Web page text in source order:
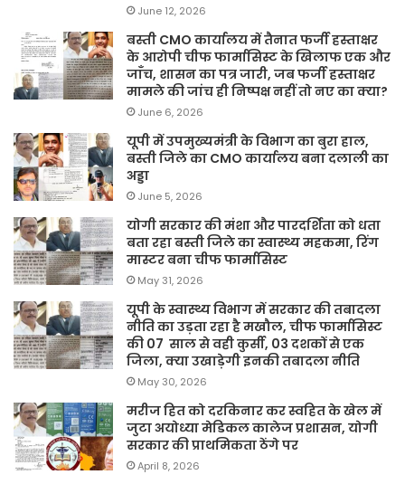
June 12, 2026
बस्ती CMO कार्यालय में तैनात फर्जी हस्ताक्षर
के आरोपी चीफ फार्मासिस्ट के खिलाफ एक और
जाँच, शासन का पत्र जारी, जब फर्जी हस्ताक्षर
मामले की जांच ही निष्पक्ष नहीं तो नए का क्या?
June 6, 2026
यूपी में उपमुख्यमंत्री के विभाग का बुरा हाल,
बस्ती जिले का CMO कार्यालय बना दलाली का
अड्डा
June 5, 2026
योगी सरकार की मंशा और पारदर्शिता को धता
बता रहा बस्ती जिले का स्वास्थ्य महकमा, रिंग
मास्टर बना चीफ फार्मासिस्ट
May 31, 2026
यूपी के स्वास्थ्य विभाग में सरकार की तबादला
नीति का उड़ता रहा है मखौल, चीफ फार्मासिस्ट
की 07 साल से वही कुर्सी, 03 दशकों से एक
जिला, क्या उखाड़ेगी इनकी तबादला नीति
May 30, 2026
मरीज हित को दरकिनार कर स्वहित के खेल में
जुटा अयोध्या मेडिकल कालेज प्रशासन, योगी
सरकार की प्राथमिकता ठेंगे पर
April 8, 2026